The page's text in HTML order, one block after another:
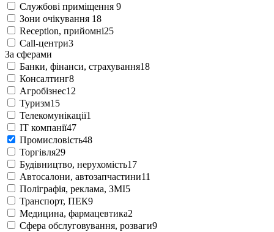
Службові приміщення 9
Зони очікування 18
Reception, прийомні25
Call-центри3
За сферами
Банки, фінанси, страхування18
Консалтинг8
Агробізнес12
Туризм15
Телекомунікації1
IT компанії47
Промисловість48
Торгівля29
Будівництво, нерухомість17
Автосалони, автозапчастини11
Поліграфія, реклама, ЗМІ5
Транспорт, ПЕК9
Медицина, фармацевтика2
Сфера обслуговування, розваги9